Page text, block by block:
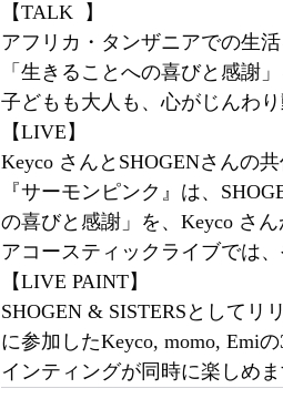
【TALK  】
アフリカ・タンザニアでの⽣
「⽣きることへの喜びと感謝
⼦どもも⼤⼈も、⼼がじんわり
【LIVE】
Keyco さんとSHOGENさんの
『サーモンピンク』は、
の喜びと感謝」を、Keyco さ
アコースティックライブでは
【LIVE PAINT】
SHOGEN & SISTERSとして
に参加したKeyco, momo, Emi
インティングが同時に楽しめま